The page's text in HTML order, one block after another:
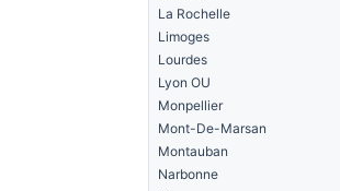
La Rochelle
Limoges
Lourdes
Lyon OU
Monpellier
Mont-De-Marsan
Montauban
Narbonne